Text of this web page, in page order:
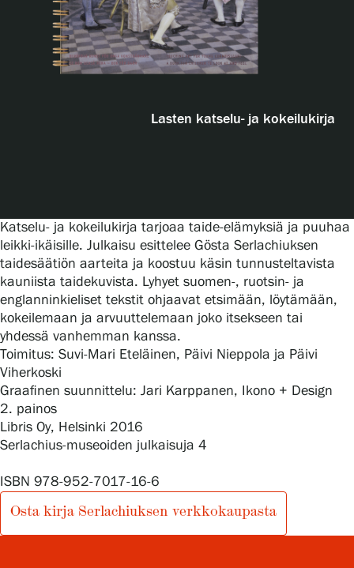
Näyttelyt
Serlachius Residenssi
SERLACHIUS+
Gösta Serlachiuksen taidesäätiö
Yhteystiedot
Ravintola Gösta
Lasten katselu- ja kokeilukirja
Katselu- ja kokeilukirja tarjoaa taide-elämyksiä ja puuhaa
leikki-ikäisille. Julkaisu esittelee Gösta Serlachiuksen
taidesäätiön aarteita ja koostuu käsin tunnusteltavista
kauniista taidekuvista. Lyhyet suomen-, ruotsin- ja
englanninkieliset tekstit ohjaavat etsimään, löytämään,
kokeilemaan ja arvuuttelemaan joko itsekseen tai
yhdessä vanhemman kanssa.
Toimitus: Suvi-Mari Eteläinen, Päivi Nieppola ja Päivi
Viherkoski
Graafinen suunnittelu: Jari Karppanen, Ikono + Design
2. painos
Libris Oy, Helsinki 2016
Serlachius-museoiden julkaisuja 4
ISBN 978-952-7017-16-6
Osta kirja Serlachiuksen verkkokaupasta